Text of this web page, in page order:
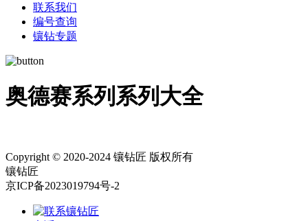
联系我们
编号查询
镶钻专题
奥德赛系列系列大全
Copyright © 2020-2024 镶钻匠 版权所有
镶钻匠
京ICP备2023019794号-2